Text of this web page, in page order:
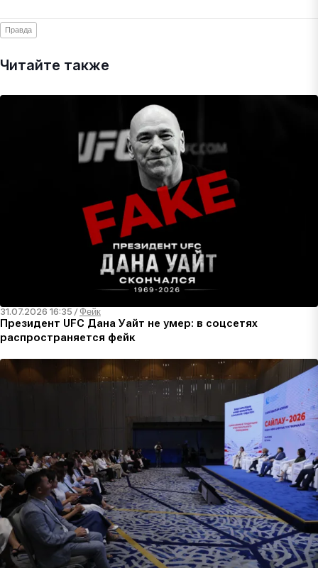
Правда
Читайте также
31.07.2026 16:35 /Фейк
Президент UFC Дана Уайт не умер: в соцсетях
распространяется фейк